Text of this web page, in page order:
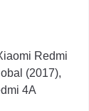
Redmi
(2017),
4A